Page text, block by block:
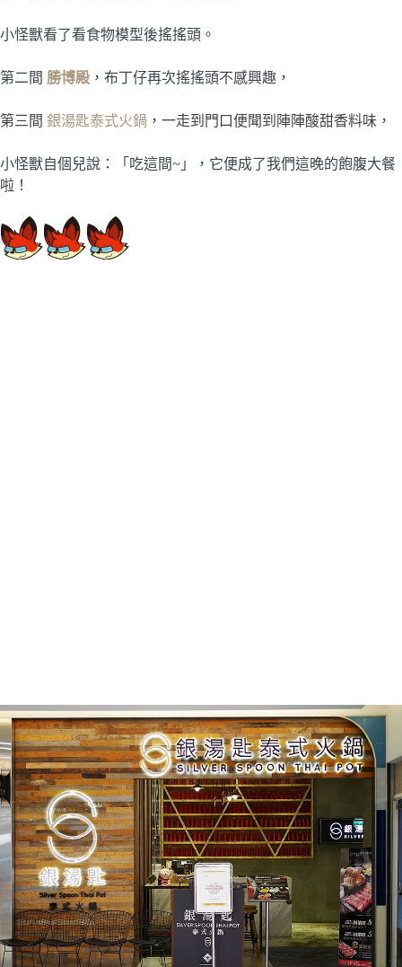
小怪獸看了看食物模型後搖搖頭。
第二間 勝博殿 ，布丁仔再次搖搖頭不感興趣，
第三間 銀湯匙泰式火鍋 ，一走到門口便聞到陣陣酸甜香料味，
小怪獸自個兒說：「吃這間~」，它便成了我們這晚的飽腹大餐
啦！